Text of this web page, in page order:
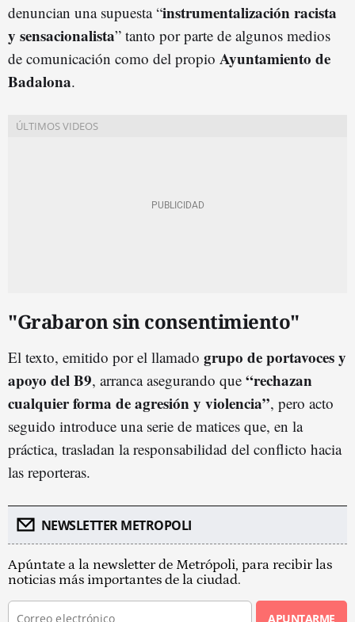
denuncian una supuesta “instrumentalización racista
y sensacionalista” tanto por parte de algunos medios
de comunicación como del propio Ayuntamiento de
Badalona.
"Grabaron sin consentimiento"
El texto, emitido por el llamado grupo de portavoces y
apoyo del B9, arranca asegurando que “rechazan
cualquier forma de agresión y violencia”, pero acto
seguido introduce una serie de matices que, en la
práctica, trasladan la responsabilidad del conflicto hacia
las reporteras.
NEWSLETTER METROPOLI
Apúntate a la newsletter de Metrópoli, para recibir las
noticias más importantes de la ciudad.
APUNTARME